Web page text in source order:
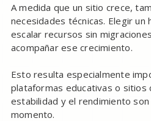
A medida que un sitio crece,
necesidades técnicas. Elegir
escalar recursos sin
acompañar ese crecimiento.
Esto resulta especialmente
plataformas educativas o sitios
estabilidad y el rendimiento
momento.